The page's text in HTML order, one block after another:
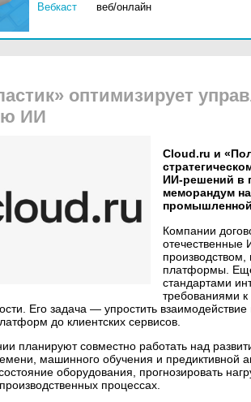
Вебкаст веб/онлайн
оптимизирует
ИИ
Cloud.ru и
ИИ-решений в
меморандум
Компании
отечественные
платформы.
стандартами
требованиями
Его задача — упростить
до клиентских сервисов.
планируют совместно работать над
машинного обучения и предиктивной
оборудования, прогнозировать
процессах.